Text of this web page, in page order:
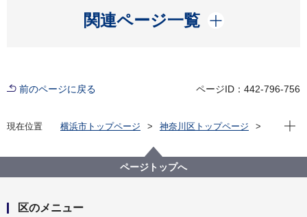
関連ページ一覧
開く
前のページに戻る ページID：442-796-756
現在位置 横浜市トップページ
神奈川区トップページ
わが町かながわマナー違反一掃作戦
第11回わが町かながわマナー違反一掃作戦を開催しま
現在
ページトップへ
区のメニュー